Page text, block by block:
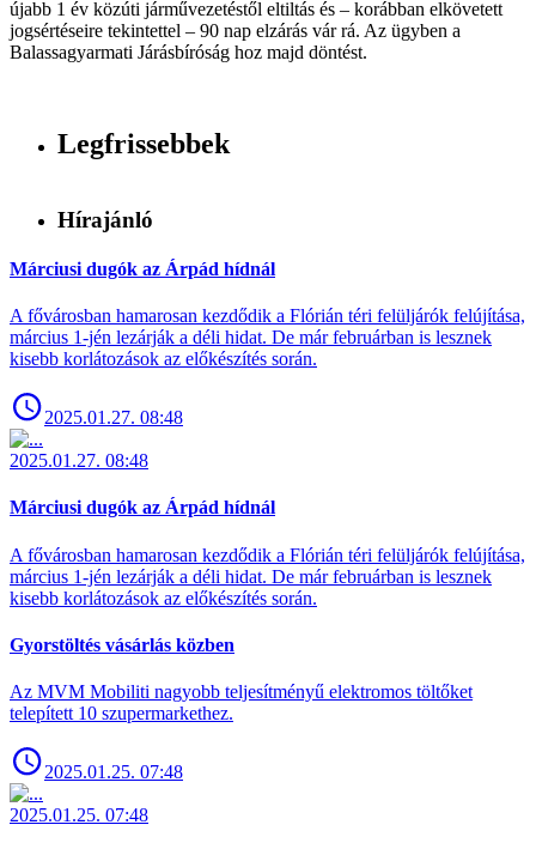
újabb 1 év közúti járművezetéstől eltiltás és – korábban elkövetett
jogsértéseire tekintettel – 90 nap elzárás vár rá. Az ügyben a
Balassagyarmati Járásbíróság hoz majd döntést.
Legfrissebbek
Hírajánló
Márciusi dugók az Árpád hídnál
A fővárosban hamarosan kezdődik a Flórián téri felüljárók felújítása,
március 1-jén lezárják a déli hidat. De már februárban is lesznek
kisebb korlátozások az előkészítés során.
2025.01.27. 08:48
2025.01.27. 08:48
Márciusi dugók az Árpád hídnál
A fővárosban hamarosan kezdődik a Flórián téri felüljárók felújítása,
március 1-jén lezárják a déli hidat. De már februárban is lesznek
kisebb korlátozások az előkészítés során.
Gyorstöltés vásárlás közben
Az MVM Mobiliti nagyobb teljesítményű elektromos töltőket
telepített 10 szupermarkethez.
2025.01.25. 07:48
2025.01.25. 07:48